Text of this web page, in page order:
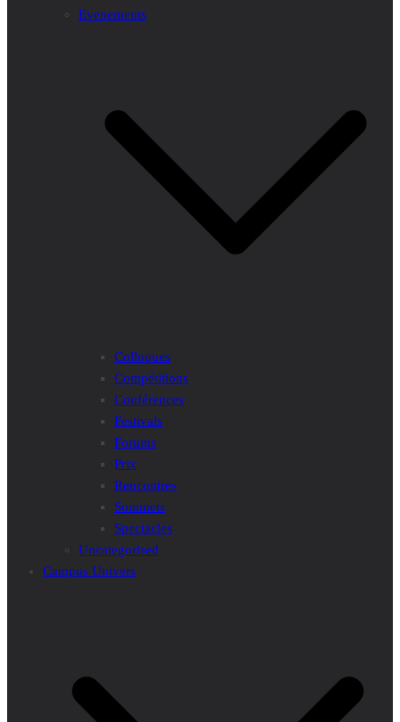
Evenements
Colloques
Compétitions
Conférences
Festivals
Forums
Prix
Rencontres
Sommets
Spectacles
Uncategorised
Campus Univers